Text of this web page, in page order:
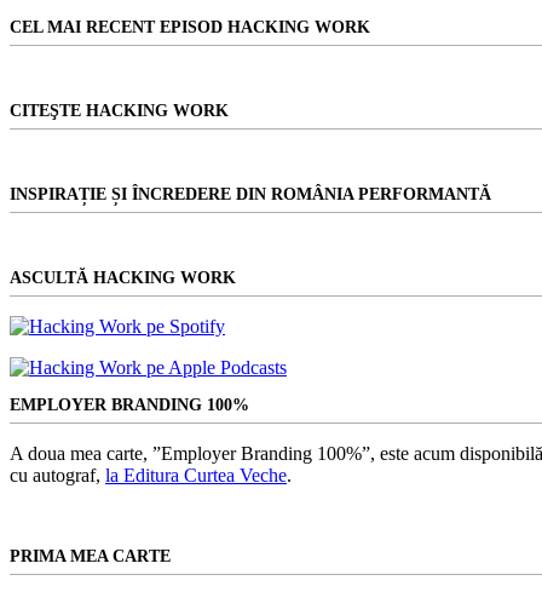
CEL MAI RECENT EPISOD HACKING WORK
CITEŞTE HACKING WORK
INSPIRAȚIE ȘI ÎNCREDERE DIN ROMÂNIA PERFORMANTĂ
ASCULTĂ HACKING WORK
EMPLOYER BRANDING 100%
A doua mea carte, ”Employer Branding 100%”, este acum
cu autograf, la Editura Curtea Veche.
PRIMA MEA CARTE